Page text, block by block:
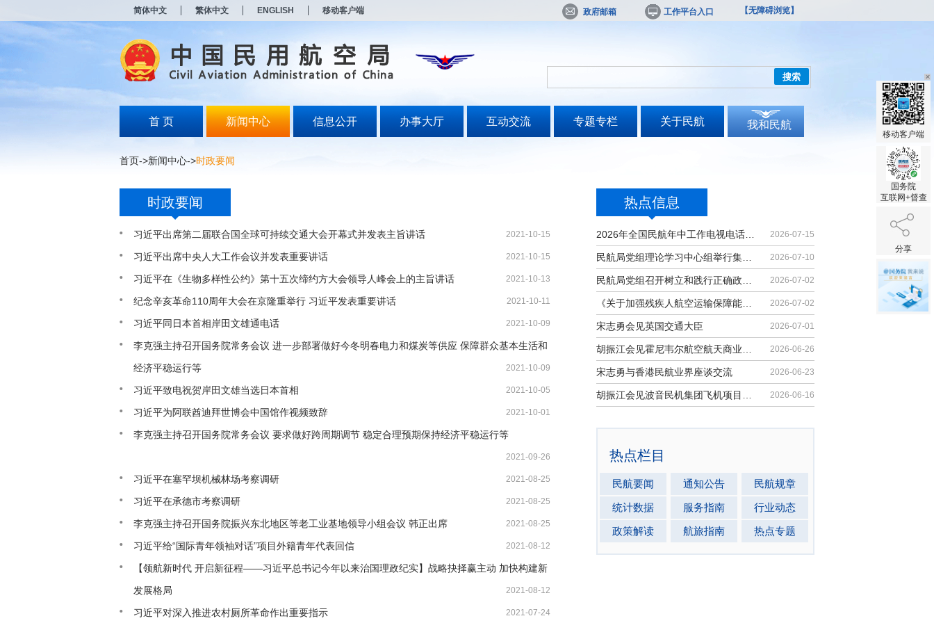
简体中文 繁体中文 ENGLISH 移动客户端 政府邮箱 工作平台入口 【无障碍浏览】
搜索
首 页 新闻中心 信息公开 办事大厅 互动交流 专题专栏 关于民航 我和民航
首页->新闻中心->时政要闻
热点信息
2026-07-15
2026-07-10
2026-07-02
2026-07-02
宋志勇会见英国交通大臣 2026-07-01
2026-06-26
宋志勇与香港民航业界座谈交流 2026-06-23
2026-06-16
热点栏目
民航要闻 通知公告
民航规章
统计数据
服务指南
行业动态
政策解读
航旅指南 热点专题
时政要闻
习近平出席第二届联合国全球可持续交通大会开幕式并发表主旨讲话 2021-10-15
习近平出席中央人大工作会议并发表重要讲话 2021-10-15
习近平在《生物多样性公约》第十五次缔约方大会领导人峰会上的主旨讲话 2021-10-13
纪念辛亥革命110周年大会在京隆重举行 习近平发表重要讲话 2021-10-11
习近平同日本首相岸田文雄通电话 2021-10-09
李克强主持召开国务院常务会议 进一步部署做好今冬明春电力和煤炭等供应 保障群众基本生活和
经济平稳运行等
2021-10-09
习近平致电祝贺岸田文雄当选日本首相 2021-10-05
习近平为阿联酋迪拜世博会中国馆作视频致辞 2021-10-01
李克强主持召开国务院常务会议 要求做好跨周期调节 稳定合理预期保持经济平稳运行等
2021-09-26
习近平在塞罕坝机械林场考察调研 2021-08-25
习近平在承德市考察调研 2021-08-25
李克强主持召开国务院振兴东北地区等老工业基地领导小组会议 韩正出席 2021-08-25
习近平给“国际青年领袖对话”项目外籍青年代表回信 2021-08-12
【领航新时代 开启新征程——习近平总书记今年以来治国理政纪实】战略抉择赢主动 加快构建新
发展格局
2021-08-12
习近平对深入推进农村厕所革命作出重要指示 2021-07-24
移动客户端
国务院
互联网+督查
分享
打
无
障